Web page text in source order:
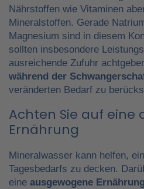
Nährstoffen wie Vitaminen
Mineralstoffen. Gerade
Magnesium sind in diesem
sollten insbesondere
ausreichende Zufuhr
während der
veränderten Bedarf zu
Achten Sie auf eine
Ernährung
Mineralwasser kann helfen,
Tagesbedarfs zu decken.
eine ausgewogene Ernährung